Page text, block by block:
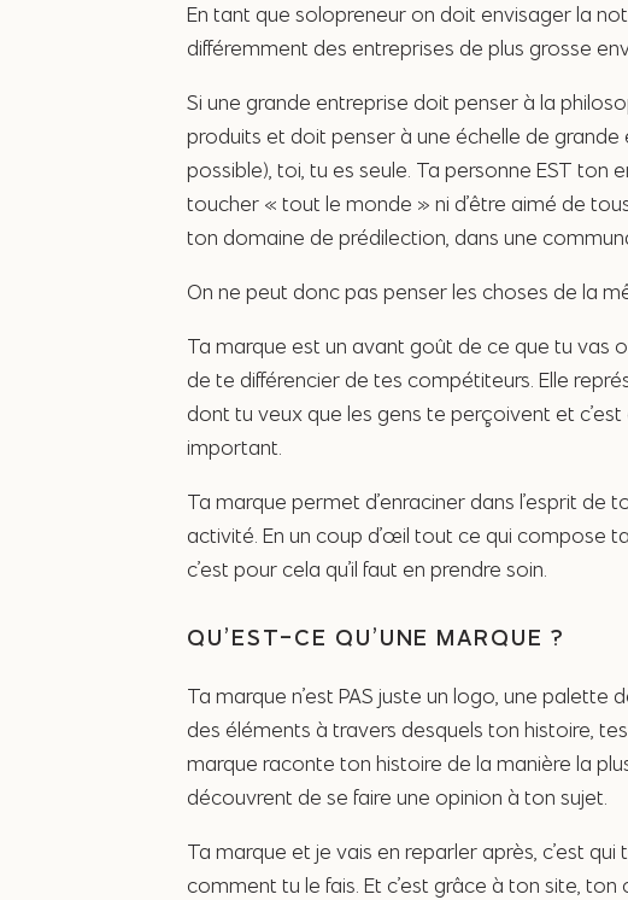
En tant que solopreneur on doit envisager la
différemment des entreprises de plus grosse
Si une grande entreprise doit penser à la
produits et doit penser à une échelle de
possible), toi, tu es seule. Ta personne EST ton
toucher « tout le monde » ni d’être aimé de
ton domaine de prédilection, dans une
On ne peut donc pas penser les choses de la
Ta marque est un avant goût de ce que tu vas
de te différencier de tes compétiteurs. Elle
dont tu veux que les gens te perçoivent et
important.
Ta marque permet d’enraciner dans l’esprit
activité. En un coup d’œil tout ce qui compose
c’est pour cela qu’il faut en prendre soin.
QU’EST-CE QU’UNE MARQUE ?
Ta marque n’est PAS juste un logo, une palette
des éléments à travers desquels ton histoire,
marque raconte ton histoire de la manière la
découvrent de se faire une opinion à ton sujet.
Ta marque et je vais en reparler après, c’est
comment tu le fais. Et c’est grâce à ton site,